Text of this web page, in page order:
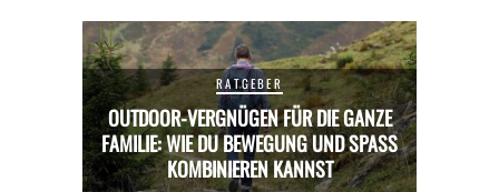
RATGEBER
OUTDOOR-VERGNÜGEN FÜR DIE GANZE
FAMILIE: WIE DU BEWEGUNG UND SPASS K
OMBINIEREN KANNST